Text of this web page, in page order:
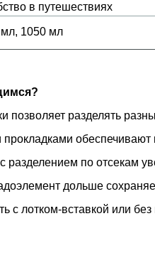
в путешествиях
1050 мл
позволяет разделять
обеспечивают
разделением по отсекам
дольше
с лотком-вставкой или